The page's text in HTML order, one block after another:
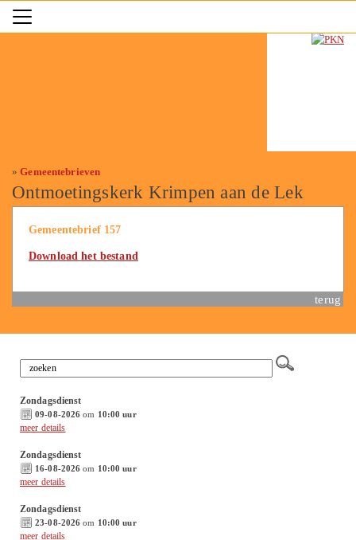
»Gemeentebrieven
Ontmoetingskerk Krimpen aan de Lek
Gemeentebrief 157
Download het bestand
terug
Zondagsdienst
09-08-2026 om 10:00 uur
meer details
Zondagsdienst
16-08-2026 om 10:00 uur
meer details
Zondagsdienst
23-08-2026 om 10:00 uur
meer details